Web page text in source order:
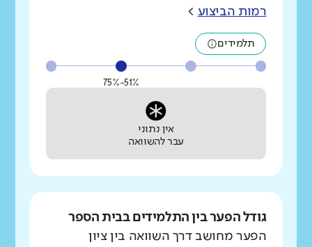
רמות הביצוע >
תלמידים
51%-75%
אין נתוני
עבר להשוואה
גודל הפער בין התלמידים בבית הספר
הפער מחושב דרך השוואה בין ציון